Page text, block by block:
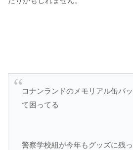
コナンランドのメモリアル缶バ
て困ってる
警察学校組が今年もグッズに残